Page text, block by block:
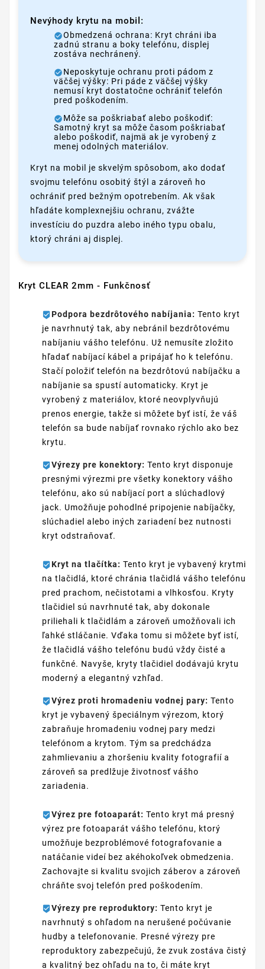
Nevýhody krytu na mobil:
Obmedzená ochrana: Kryt chráni iba
zadnú stranu a boky telefónu, displej
zostáva nechránený.
Neposkytuje ochranu proti pádom z
väčšej výšky: Pri páde z väčšej výšky
nemusí kryt dostatočne ochrániť telefón
pred poškodením.
Môže sa poškriabať alebo poškodiť:
Samotný kryt sa môže časom poškriabať
alebo poškodiť, najmä ak je vyrobený z
menej odolných materiálov.
Kryt na mobil je skvelým spôsobom, ako dodať
svojmu telefónu osobitý štýl a zároveň ho
ochrániť pred bežným opotrebením. Ak však
hľadáte komplexnejšiu ochranu, zvážte
investíciu do puzdra alebo iného typu obalu,
ktorý chráni aj displej.
Kryt CLEAR 2mm - Funkčnosť
Podpora bezdrôtového nabíjania: Tento kryt
je navrhnutý tak, aby nebránil bezdrôtovému
nabíjaniu vášho telefónu. Už nemusíte zložito
hľadať nabíjací kábel a pripájať ho k telefónu.
Stačí položiť telefón na bezdrôtovú nabíjačku a
nabíjanie sa spustí automaticky. Kryt je
vyrobený z materiálov, ktoré neovplyvňujú
prenos energie, takže si môžete byť istí, že váš
telefón sa bude nabíjať rovnako rýchlo ako bez
krytu.
Výrezy pre konektory: Tento kryt disponuje
presnými výrezmi pre všetky konektory vášho
telefónu, ako sú nabíjací port a slúchadlový
jack. Umožňuje pohodlné pripojenie nabíjačky,
slúchadiel alebo iných zariadení bez nutnosti
kryt odstraňovať.
Kryt na tlačítka: Tento kryt je vybavený krytmi
na tlačidlá, ktoré chránia tlačidlá vášho telefónu
pred prachom, nečistotami a vlhkosťou. Kryty
tlačidiel sú navrhnuté tak, aby dokonale
priliehali k tlačidlám a zároveň umožňovali ich
ľahké stláčanie. Vďaka tomu si môžete byť istí,
že tlačidlá vášho telefónu budú vždy čisté a
funkčné. Navyše, kryty tlačidiel dodávajú krytu
moderný a elegantný vzhľad.
Výrez proti hromadeniu vodnej pary: Tento
kryt je vybavený špeciálnym výrezom, ktorý
zabraňuje hromadeniu vodnej pary medzi
telefónom a krytom. Tým sa predchádza
zahmlievaniu a zhoršeniu kvality fotografií a
zároveň sa predlžuje životnosť vášho
zariadenia.
Výrez pre fotoaparát: Tento kryt má presný
výrez pre fotoaparát vášho telefónu, ktorý
umožňuje bezproblémové fotografovanie a
natáčanie videí bez akéhokoľvek obmedzenia.
Zachovajte si kvalitu svojich záberov a zároveň
chráňte svoj telefón pred poškodením.
Výrezy pre reproduktory: Tento kryt je
navrhnutý s ohľadom na nerušené počúvanie
hudby a telefonovanie. Presné výrezy pre
reproduktory zabezpečujú, že zvuk zostáva čistý
a kvalitný bez ohľadu na to, či máte kryt